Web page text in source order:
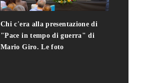
Chi c'era alla presentazione di
"Pace in tempo di guerra" di
Mario Giro. Le foto